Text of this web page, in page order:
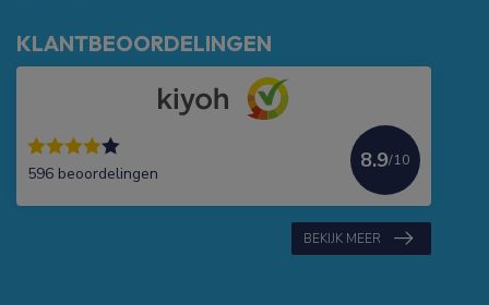
KLANTBEOORDELINGEN
596 beoordelingen
8.9/10
BEKIJK MEER